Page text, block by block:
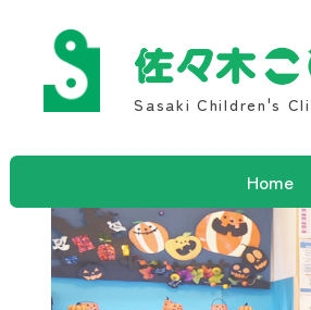
Sasaki Children's
Home